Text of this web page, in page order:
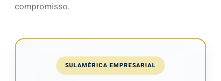
compromisso.
SULAMÉRICA EMPRESARIAL